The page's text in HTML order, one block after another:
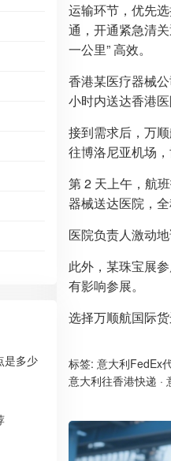
是多少
运输环节，优先
通，开通紧急清
一公里” 高效。
香港某医疗器械
小时内送达香港医
接到需求后，万
往博洛尼亚机场
第 2 天上午，航
器械送达医院，
医院负责人激动
此外，某珠宝展
有影响参展。
选择万顺航国际
标签: 意大利FedEx
意大利往香港快递 ·